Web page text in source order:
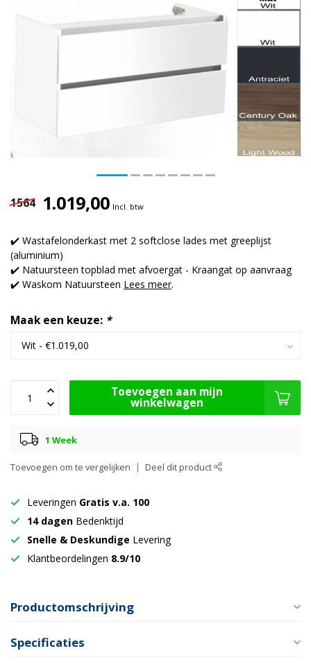
1564 1.019,00 Incl. btw
✔️ Wastafelonderkast met 2 softclose lades met greeplijst
(aluminium)
✔️ Natuursteen topblad met afvoergat - Kraangat op aanvraag
✔️ Waskom Natuursteen Lees meer.
Maak een keuze: *
Toevoegen aan mijn
winkelwagen
1 Week
Toevoegen om te vergelijken Deel dit product
Leveringen Gratis v.a. 100
14 dagen Bedenktijd
Snelle & Deskundige Levering
Klantbeordelingen 8.9/10
Productomschrijving
Specificaties